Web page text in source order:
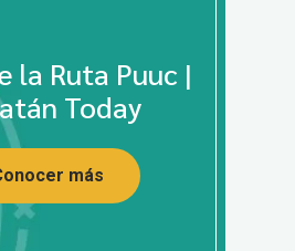
la Ruta Puuc |
Today
más